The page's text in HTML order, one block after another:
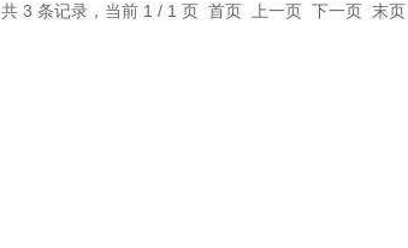
共 3 条记录，当前 1 / 1 页 首页 上一页 下一页 末